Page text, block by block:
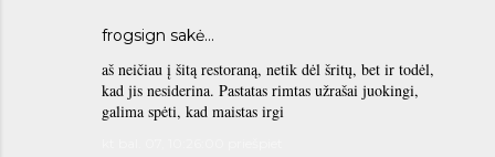
frogsign sakė…
aš neičiau į šitą restoraną, netik dėl šritų, bet ir todėl,
kad jis nesiderina. Pastatas rimtas užrašai juokingi,
galima spėti, kad maistas irgi